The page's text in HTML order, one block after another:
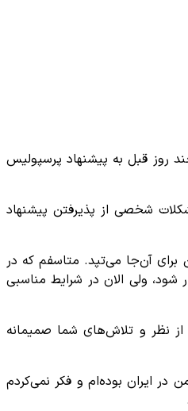
روز قبل به پیشنهاد پرسپولیس
شخصی از پذیرفتن پیشنهاد
برای آن‌جا می‌تپد. متاسفم که در
شود، ولی الان در شرایط مناسبی
از نظر و تلاش‌های شما صمیمانه
در ایران بوده‌ام و فکر نمی‌کردم